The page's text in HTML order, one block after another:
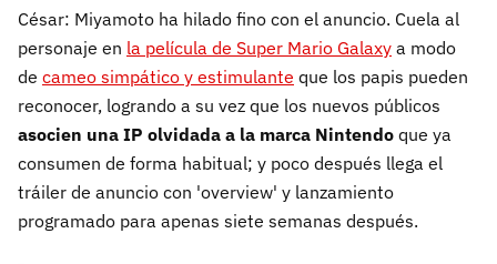
César: Miyamoto ha hilado fino con el anuncio. Cuela al
personaje en la película de Super Mario Galaxy a modo
de cameo simpático y estimulante que los papis pueden
reconocer, logrando a su vez que los nuevos públicos
asocien una IP olvidada a la marca Nintendo que ya
consumen de forma habitual; y poco después llega el
tráiler de anuncio con 'overview' y lanzamiento
programado para apenas siete semanas después.